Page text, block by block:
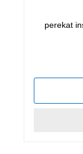
perekat